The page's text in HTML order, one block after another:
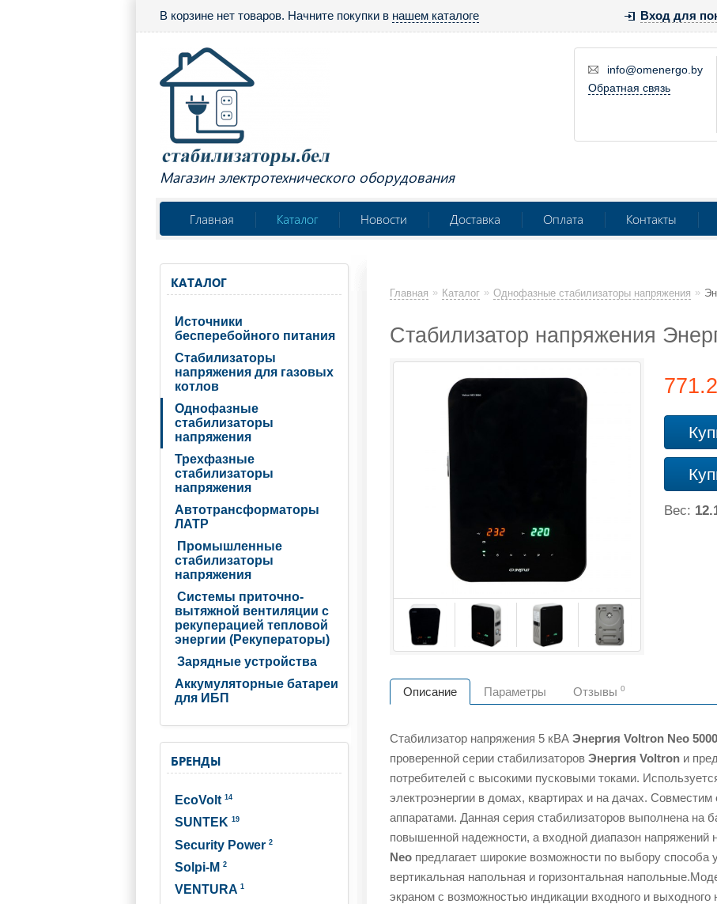
В корзине нет товаров. Начните покупки в нашем каталоге Вход для
Магазин электротехнического оборудования
info@omenergo.by
Обратная связь
Главная Каталог Новости Доставка Оплата Контакты
КАТАЛОГ
Источники
бесперебойного питания
Стабилизаторы
напряжения для газовых
котлов
Однофазные
стабилизаторы
напряжения
Трехфазные
стабилизаторы
напряжения
Автотрансформаторы
ЛАТР
Промышленные
стабилизаторы
напряжения
Системы приточно-
вытяжной вентиляции с
рекуперацией тепловой
энергии (Рекуператоры)
Зарядные устройства
Аккумуляторные батареи
для ИБП
БРЕНДЫ
EcoVolt 14
SUNTEK 19
Security Power 2
Solpi-M 2
VENTURA 1
Главная » Каталог » Однофазные стабилизаторы напряжения »
Стабилизатор напряжения
Вес:
Описание Параметры Отзывы 0
Стабилизатор напряжения 5 кВА Энергия Voltron Neo 5000
проверенной серии стабилизаторов Энергия Voltron и
потребителей с высокими пусковыми токами.
электроэнергии в домах, квартирах и на дачах.
аппаратами. Данная серия стабилизаторов выполнена на
повышенной надежности, а входной диапазон напряжений
Neo предлагает широкие возможности по выбору способа
вертикальная напольная и горизонтальная
экраном с возможностью индикации входного и выходного